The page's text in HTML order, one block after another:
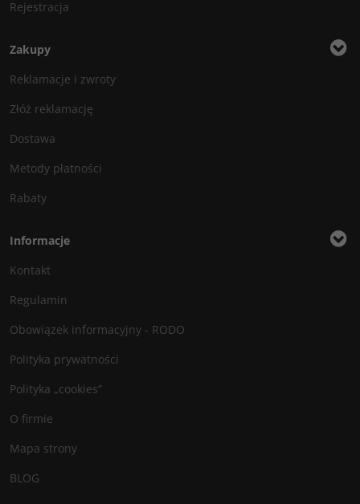
Rejestracja
Zakupy
Reklamacje i zwroty
Złóż reklamację
Dostawa
Metody płatności
Rabaty
Informacje
Kontakt
Regulamin
Obowiązek informacyjny - RODO
Polityka prywatności
Polityka „cookies”
O firmie
Mapa strony
BLOG